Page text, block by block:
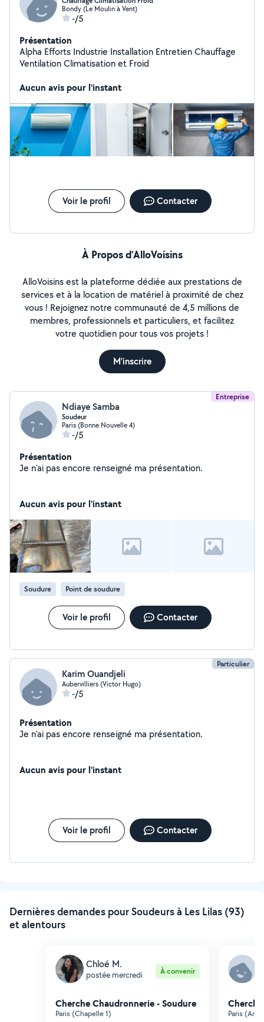
Bondy (Le Moulin à Vent)
-/5
Présentation
Alpha Efforts Industrie Installation Entretien Chauffage
Ventilation Climatisation et Froid
Aucun avis pour l'instant
Voir le profil Contacter
À Propos d’AlloVoisins
AlloVoisins est la plateforme dédiée aux prestations de
services et à la location de matériel à proximité de chez
vous ! Rejoignez notre communauté de 4,5 millions de
membres, professionnels et particuliers, et facilitez
votre quotidien pour tous vos projets !
M'inscrire
Entreprise
Ndiaye Samba
Soudeur
Paris (Bonne Nouvelle 4)
-/5
Présentation
Je n'ai pas encore renseigné ma présentation.
Aucun avis pour l'instant
Soudure Point de soudure
Voir le profil Contacter
Particulier
Karim Ouandjeli
Aubervilliers (Victor Hugo)
-/5
Présentation
Je n'ai pas encore renseigné ma présentation.
Aucun avis pour l'instant
Voir le profil Contacter
Dernières demandes pour Soudeurs à Les Lilas (93)
et alentours
Chloé M.
postée mercredi À convenir
Cherche Chaudronnerie - Soudure
Paris (Chapelle 1)
Paris